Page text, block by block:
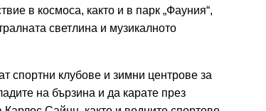
в космоса, както и в парк „Фауния“,
светлина и музикалното
спортни клубове и зимни центрове за
на бързина и да карате през